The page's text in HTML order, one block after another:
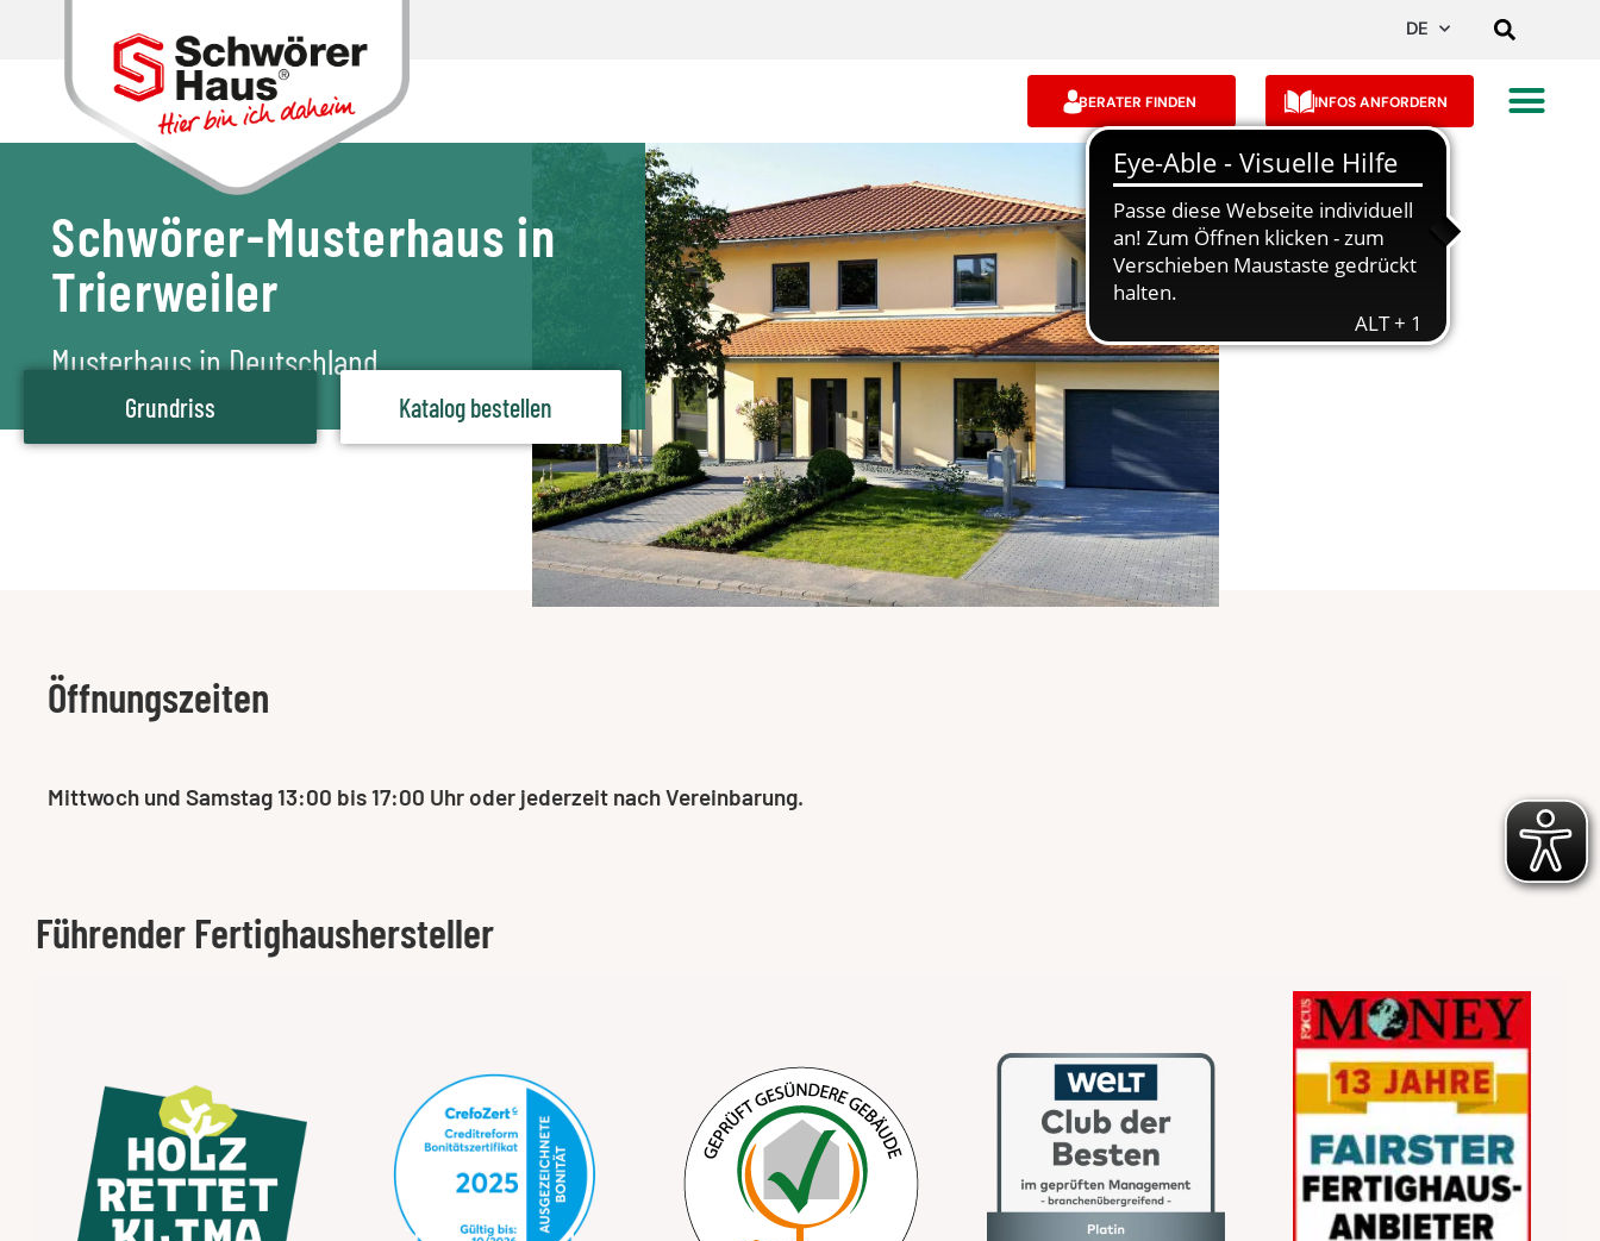
DE
BERATER FINDEN INFOS ANFORDERN
Schwörer-Musterhaus in
Trierweiler
Musterhaus in Deutschland
Grundriss Katalog bestellen
Öffnungszeiten
Mittwoch und Samstag 13:00 bis 17:00 Uhr oder jederzeit nach Vereinbarung.
Führender Fertighaushersteller